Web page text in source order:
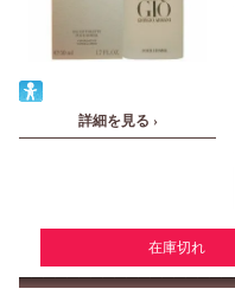
詳細を見る ›
在庫切れ